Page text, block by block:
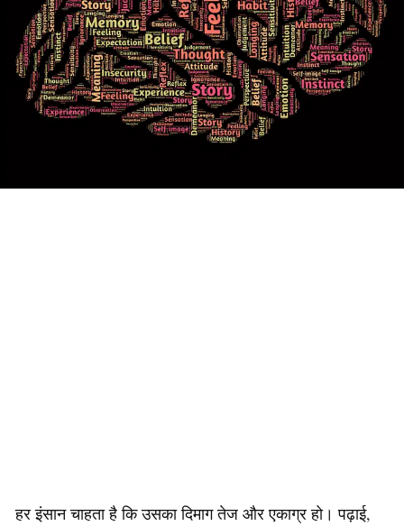
हर इंसान चाहता है कि उसका दिमाग तेज और एकाग्र हो। पढ़ाई,